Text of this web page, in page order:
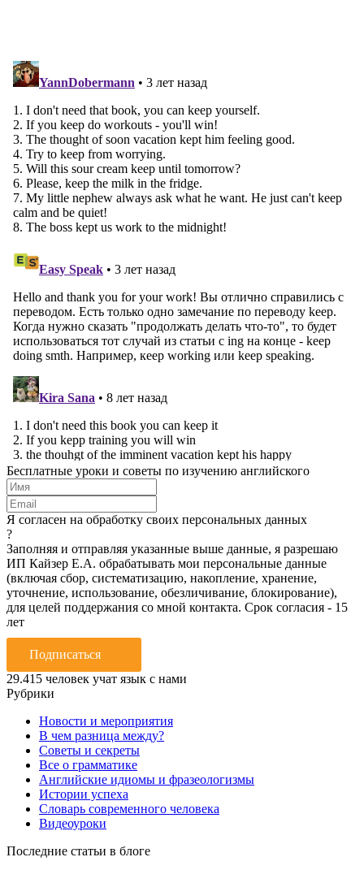
Бесплатные уроки и советы по изучению английского
Я согласен на обработку своих персональных данных
?
Заполняя и отправляя указанные выше данные, я разрешаю
ИП Кайзер Е.А. обрабатывать мои персональные данные
(включая сбор, систематизацию, накопление, хранение,
уточнение, использование, обезличивание, блокирование),
для целей поддержания со мной контакта. Срок согласия - 15
лет
Подписаться
29.415 человек учат язык с нами
Рубрики
Новости и мероприятия
В чем разница между?
Советы и секреты
Все о грамматике
Английские идиомы и фразеологизмы
Истории успеха
Словарь современного человека
Видеоуроки
Последние статьи в блоге